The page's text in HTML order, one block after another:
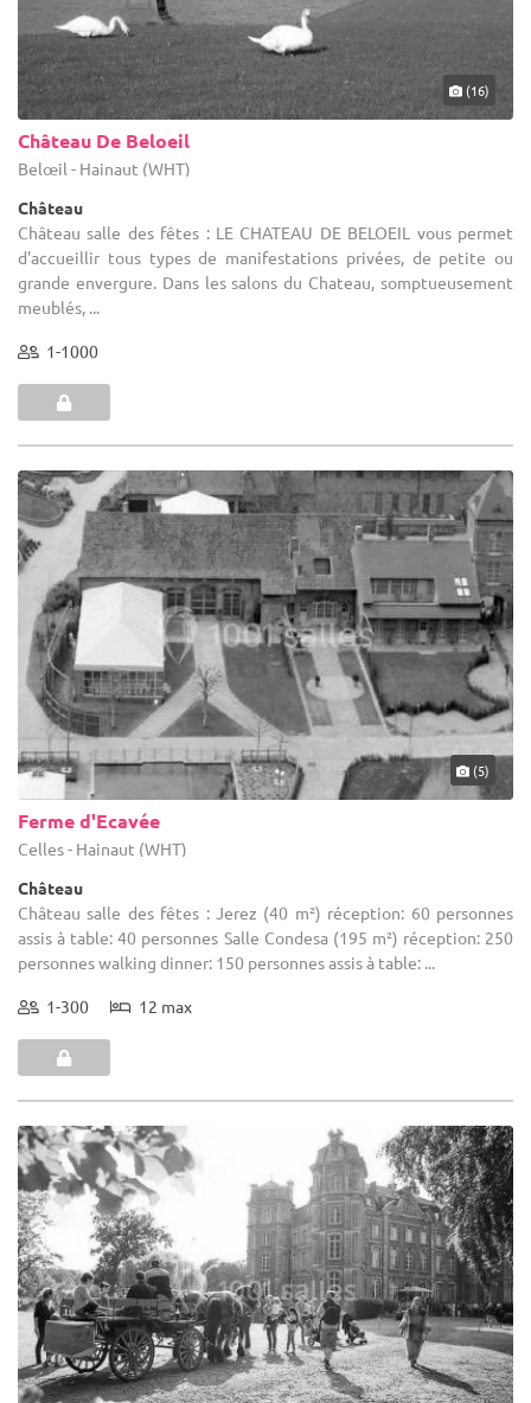
(16)
Château De Beloeil
Belœil - Hainaut (WHT)
Château
Château salle des fêtes : LE CHATEAU DE BELOEIL vous permet
d'accueillir tous types de manifestations privées, de petite ou
grande envergure. Dans les salons du Chateau, somptueusement
meublés, ...
1-1000
(5)
Ferme d'Ecavée
Celles - Hainaut (WHT)
Château
Château salle des fêtes : Jerez (40 m²) réception: 60 personnes
assis à table: 40 personnes Salle Condesa (195 m²) réception: 250
personnes walking dinner: 150 personnes assis à table: ...
1-300 12 max